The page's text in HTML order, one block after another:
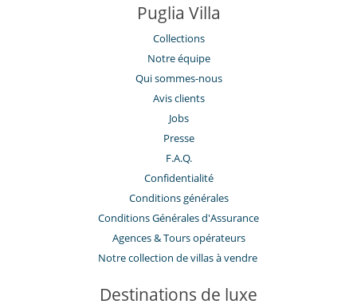
Puglia Villa
Collections
Notre équipe
Qui sommes-nous
Avis clients
Jobs
Presse
F.A.Q.
Confidentialité
Conditions générales
Conditions Générales d'Assurance
​Agences & Tours opérateurs
Notre collection de villas à vendre
Destinations de luxe